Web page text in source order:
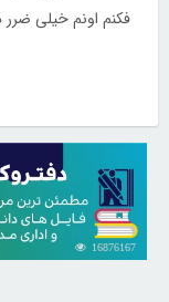
فکنم اونم خیلی
16876167